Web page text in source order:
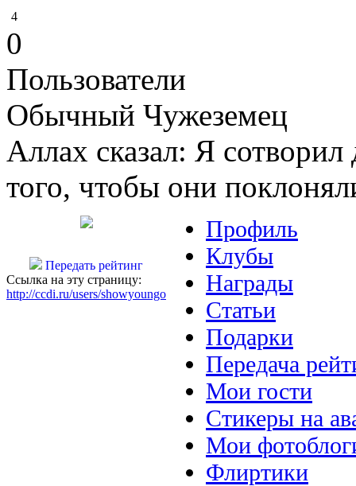
4
0
Пользователи
Обычный Чужеземец
Аллах сказал: Я
того, чтобы они
Передать рейтинг
Ссылка на эту страницу:
http://ccdi.ru/users/showyoungo
Профиль
Клубы
Награды
Статьи
Подарки
Передача
Мои гости
Стикеры на
Мои
Флиртики